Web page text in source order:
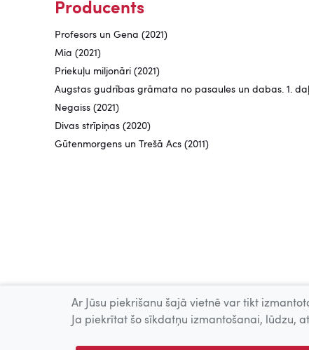
Producents
Profesors un Gena (2021)
Mia (2021)
Priekuļu miljonāri (2021)
Augstas gudrības grāmata no pasaules un dabas. 1.
Negaiss (2021)
Divas strīpiņas (2020)
Gūtenmorgens un Trešā Acs (2011)
Ar Jūsu piekrišanu šajā vietnē var tikt
Ja piekrītat šo sīkdatņu izmantošanai, lūdzu,